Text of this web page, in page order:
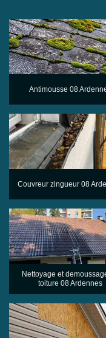
Antimousse 08
Couvreur zingueur 08
Nettoyage et
toiture 08 Ardennes